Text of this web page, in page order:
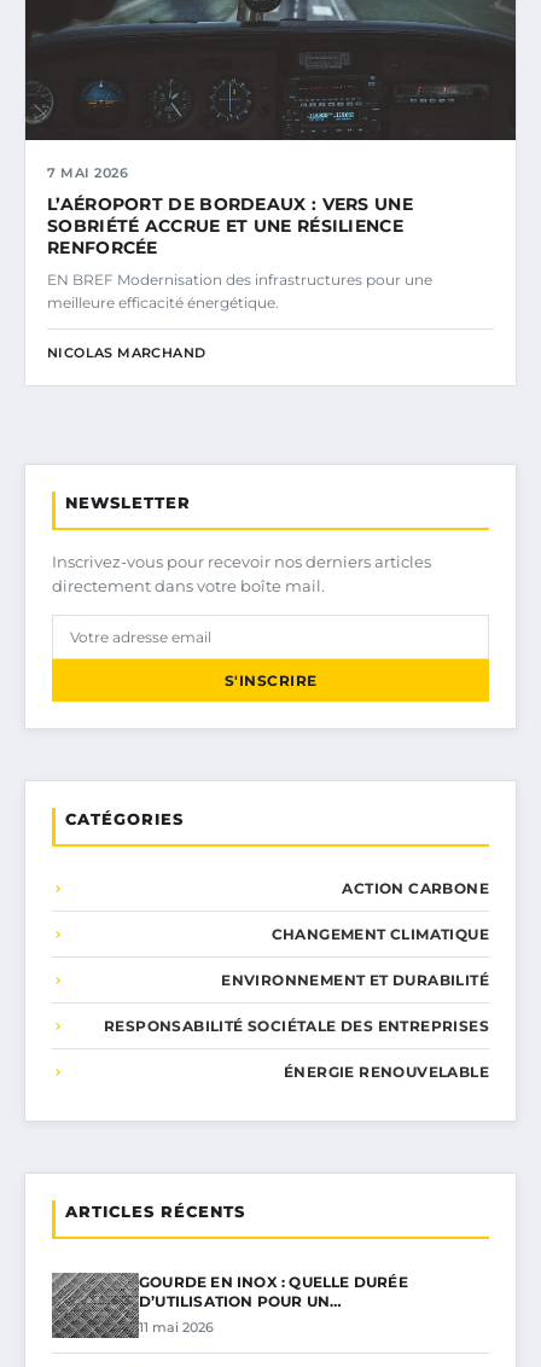
7 MAI 2026
L’AÉROPORT DE BORDEAUX : VERS UNE
SOBRIÉTÉ ACCRUE ET UNE RÉSILIENCE
RENFORCÉE
EN BREF Modernisation des infrastructures pour une
meilleure efficacité énergétique.
NICOLAS MARCHAND
NEWSLETTER
Inscrivez-vous pour recevoir nos derniers articles
directement dans votre boîte mail.
S'INSCRIRE
CATÉGORIES
ACTION CARBONE
CHANGEMENT CLIMATIQUE
ENVIRONNEMENT ET DURABILITÉ
RESPONSABILITÉ SOCIÉTALE DES ENTREPRISES
ÉNERGIE RENOUVELABLE
ARTICLES RÉCENTS
GOURDE EN INOX : QUELLE DURÉE
D’UTILISATION POUR UN…
11 mai 2026